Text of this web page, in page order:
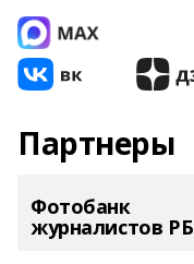
Партнеры
Фотобанк
журналистов РБ